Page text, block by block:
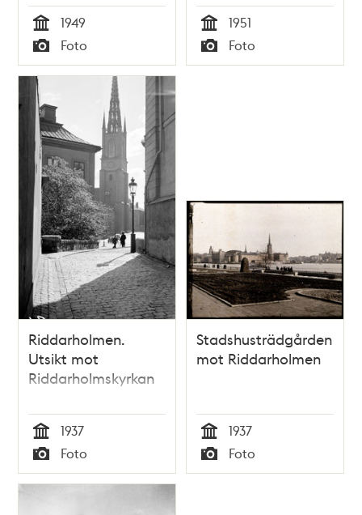
Tid
1949
Typ
Foto Tid
1951
Typ
Foto
Riddarholmen.
Utsikt mot
Riddarholmskyrkan
Tid
1937
Typ
Foto
Stadshusträdgården
mot Riddarholmen
Tid
1937
Typ
Foto